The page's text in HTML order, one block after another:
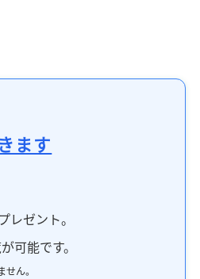
ます
ゼント。
可能です。
ん。